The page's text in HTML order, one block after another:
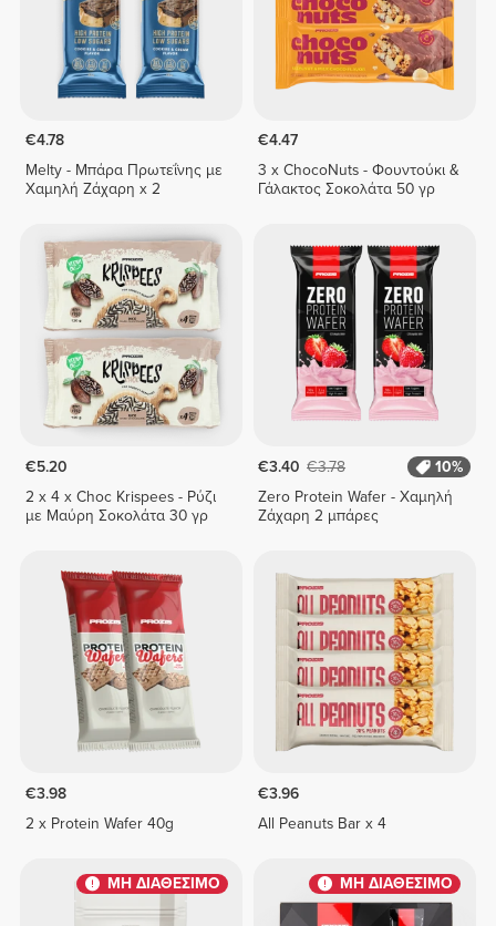
€4.78
Melty - Μπάρα Πρωτεΐνης με
Χαμηλή Ζάχαρη x 2
€4.47
3 x ChocoNuts - Φουντούκι &
Γάλακτος Σοκολάτα 50 γρ
€5.20
2 x 4 x Choc Krispees - Ρύζι
με Μαύρη Σοκολάτα 30 γρ
€3.40 €3.78
10%
Zero Protein Wafer - Χαμηλή
Ζάχαρη 2 μπάρες
€3.98
2 x Protein Wafer 40g
€3.96
All Peanuts Bar x 4
ΜΗ ΔΙΑΘΕΣΙΜΟ ΜΗ ΔΙΑΘΕΣΙΜΟ